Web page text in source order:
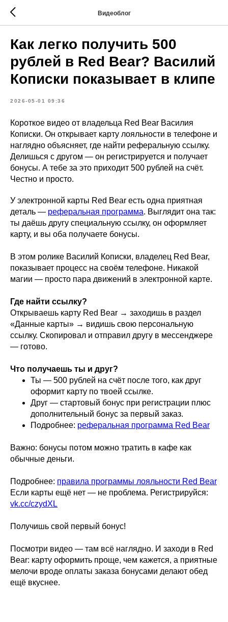
Видеоблог
Как легко получить 500
рублей в Red Bear? Василий
Кописки показывает в клипе
2026-05-01 09:36
Короткое видео от владельца Red Bear Василия
Кописки. Он открывает карту лояльности в телефоне и
наглядно объясняет, где найти реферальную ссылку.
Делишься с другом — он регистрируется и получает
бонусы. А тебе за это приходит 500 рублей на счёт.
Честно и просто.
У электронной карты Red Bear есть одна приятная
деталь — реферальная программа. Выглядит она так:
ты даёшь другу специальную ссылку, он оформляет
карту, и вы оба получаете бонусы.
В этом ролике Василий Кописки, владелец Red Bear,
показывает процесс на своём телефоне. Никакой
магии — просто пара движений в электронной карте.
Где найти ссылку?
Открываешь карту Red Bear → заходишь в раздел
«Данные карты» → видишь свою персональную
ссылку. Скопировал и отправил другу в мессенджере
— готово.
Что получаешь ты и друг?
Ты — 500 рублей на счёт после того, как друг
оформит карту по твоей ссылке.
Друг — стартовый бонус при регистрации плюс
дополнительный бонус за первый заказ.
Подробнее: реферальная программа Red Bear
Важно: бонусы потом можно тратить в кафе как
обычные деньги.
Подробнее: правила программы лояльности Red Bear
Если карты ещё нет — не проблема. Регистрируйся:
vk.cc/czydXL
Получишь свой первый бонус!
Посмотри видео — там всё наглядно. И заходи в Red
Bear: карту оформить проще, чем кажется, а приятные
мелочи вроде оплаты заказа бонусами делают обед
ещё вкуснее.